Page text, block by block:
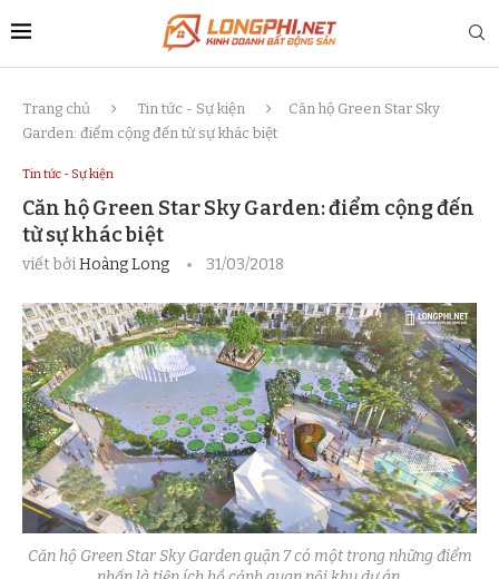
Trang chủ Tin tức - Sự kiện
Căn hộ Green Star Sky
Garden: điểm cộng đến từ sự khác biệt
Tin tức - Sự kiện
Căn hộ Green Star Sky Garden: điểm cộng đến
từ sự khác biệt
viết bởiHoàng Long 31/03/2018
Căn hộ Green Star Sky Garden quận 7 có một trong những điểm